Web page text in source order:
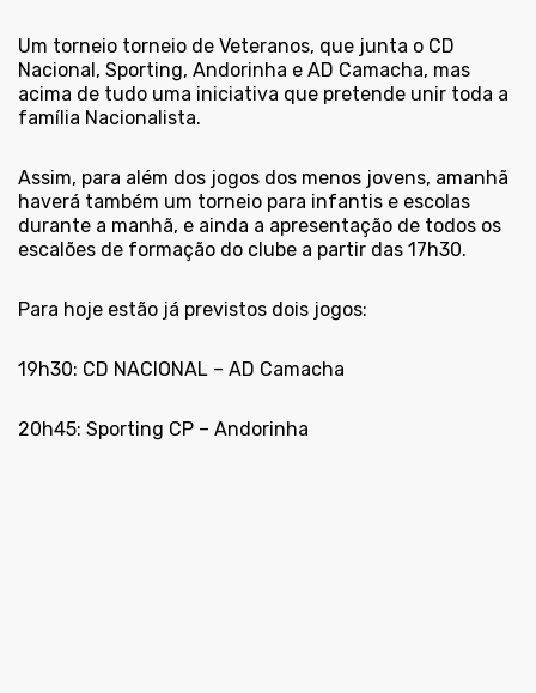
Um torneio torneio de Veteranos, que junta o CD
Nacional, Sporting, Andorinha e AD Camacha, mas
acima de tudo uma iniciativa que pretende unir toda a
família Nacionalista.
Assim, para além dos jogos dos menos jovens, amanhã
haverá também um torneio para infantis e escolas
durante a manhã, e ainda a apresentação de todos os
escalões de formação do clube a partir das 17h30.
Para hoje estão já previstos dois jogos:
19h30: CD NACIONAL – AD Camacha
20h45: Sporting CP – Andorinha